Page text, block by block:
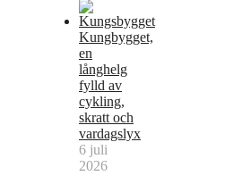
Kungbygget,
en
långhelg
fylld av
cykling,
skratt och
vardagslyx
6 juli
2026